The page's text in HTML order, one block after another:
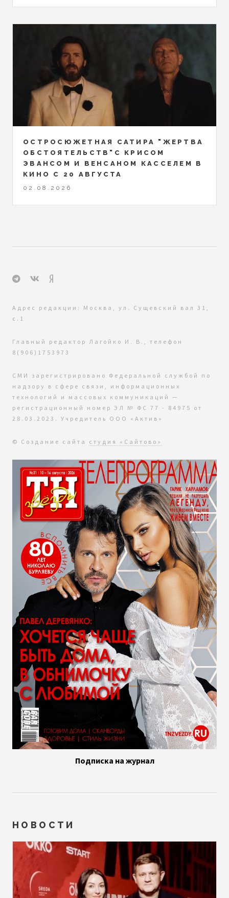
ОСТРОСЮЖЕТНАЯ САТИРА "ЖЕРТВА
ОБСТОЯТЕЛЬСТВ"С КРИСОМ
ЭВАНСОМ И ВЕНСАНОМ КАССЕЛЕМ В
КИНО С 20 АВГУСТА
02.08.2026
Адрес редакции: Москва, ул. Сущевский вал 31,
с.1
Главный редактор Лагойко И. В., телефон
8(906)1753973
СМИ зарегистрировано Федеральной службой по
надзору в сфере связи, информационных
технологий и массовых коммуникаций —
регистрационный номер ЭЛ № ФС 77 - 84975 от
28.03.2023. Учредитель ООО «Актив»
© Создание сайта студия «Сайтово»
Подписка на журнал
НОВОСТИ